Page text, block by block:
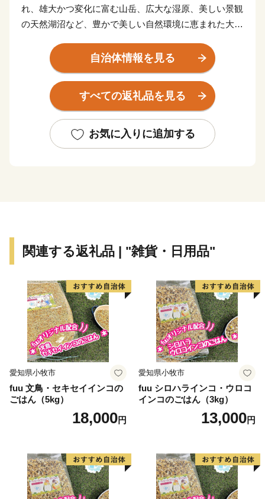
れ、雄大かつ変化に富む山岳、広大な湿原、美しい景観
の天然湖沼など、豊かで美しい自然環境に恵まれた大地
温帯気候の北限であると同時に、亜寒帯気候の南限に位
置し、年間の平均気温は６～10℃程度、平均降水量は
700～1,700mm程度と、冷涼低湿で梅雨や台風の影響も
ほとんどありません。
が咲くさわやかな夏。川にサケが遡上し、山々が赤や黄
に染まる紅葉の秋。そして、スキー、スケート、スノー
す。
が少ないと思われがちな北海道ですが、道内にはアイヌ
の人々によって保存・伝承されてきた古式舞踊や本州か
らの移住者によって伝えられた民俗芸能や祭りなど、特
有の歴史・文化が数多く残っています。
こうした本道ならではの独自性とその魅力を活かしなが
ら、幅広い方々と力を合わせて、「輝きつづける北海
道」を目指した取組を進めておりますので、ふるさと納
税を通じて北海道を応援していただけますようお願いい
自治体情報を見る
すべての返礼品を見る
お気に入りに追加する
関連する返礼品 | "雑貨・日用品"
愛知県小牧市
fuu 文鳥・セキセイインコの
ごはん（5kg）
18,000円
愛知県小牧市
fuu シロハラインコ・ウロコ
インコのごはん（3kg）
13,000円